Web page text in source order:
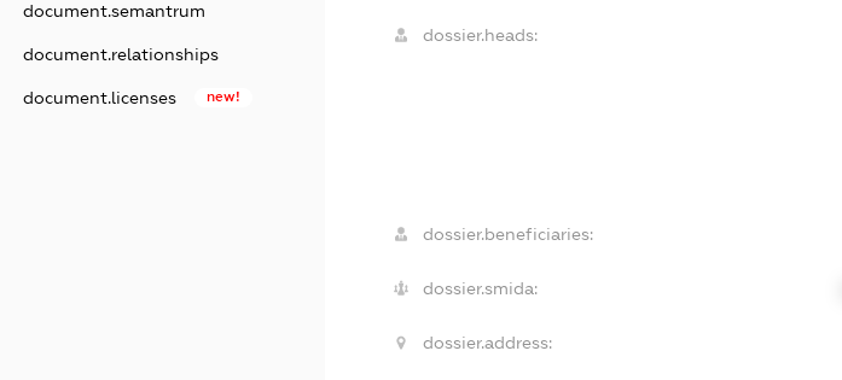
document.semantrum
document.relationships
document.licenses new!
dossier.heads:
dossier.beneficiaries:
dossier.smida:
dossier.address: